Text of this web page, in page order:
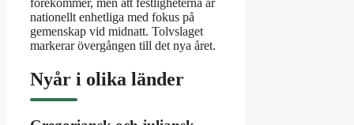
nationellt enhetliga med fokus på
gemenskap vid midnatt. Tolvslaget
markerar övergången till det nya året.
Nyår i olika länder